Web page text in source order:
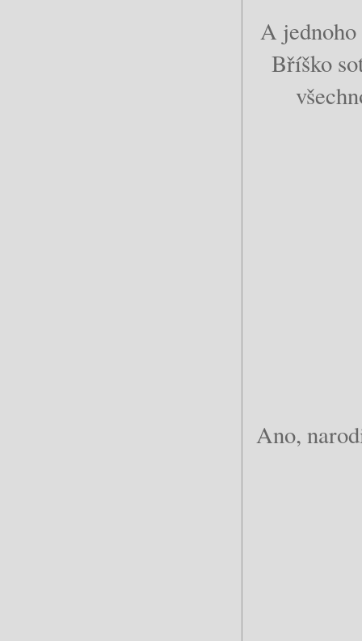
A jednoho
Bříško
Ano,